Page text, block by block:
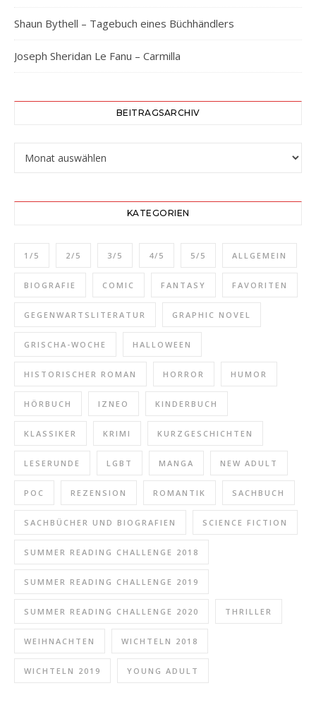
Shaun Bythell – Tagebuch eines Büchhändlers
Joseph Sheridan Le Fanu – Carmilla
BEITRAGSARCHIV
KATEGORIEN
1/5 2/5 3/5 4/5 5/5 ALLGEMEIN
BIOGRAFIE COMIC FANTASY FAVORITEN
GEGENWARTSLITERATUR GRAPHIC NOVEL
GRISCHA-WOCHE HALLOWEEN
HISTORISCHER ROMAN HORROR HUMOR
HÖRBUCH IZNEO KINDERBUCH
KLASSIKER KRIMI KURZGESCHICHTEN
LESERUNDE LGBT MANGA NEW ADULT
POC REZENSION ROMANTIK SACHBUCH
SACHBÜCHER UND BIOGRAFIEN SCIENCE FICTION
SUMMER READING CHALLENGE 2018
SUMMER READING CHALLENGE 2019
SUMMER READING CHALLENGE 2020 THRILLER
WEIHNACHTEN WICHTELN 2018
WICHTELN 2019 YOUNG ADULT